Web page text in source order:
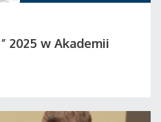
2025 w Akademii